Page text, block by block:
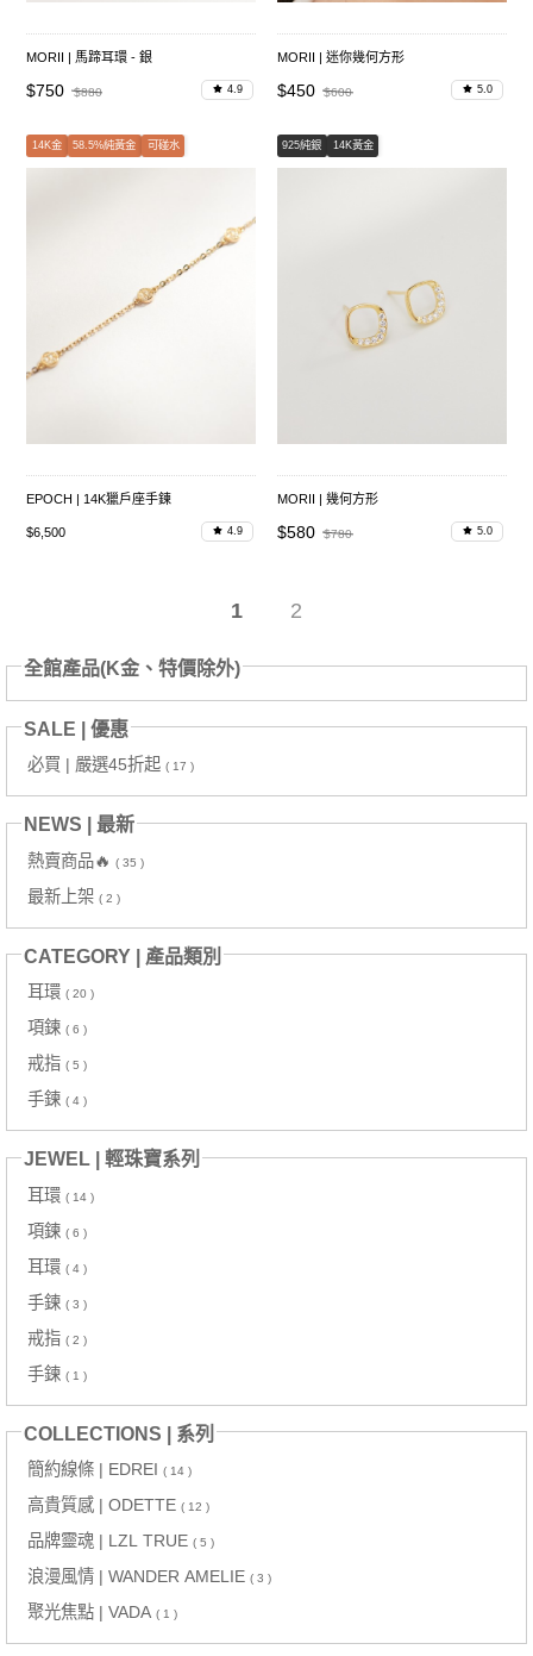
MORII | 馬蹄耳環 - 銀
$750 $880 4.9
MORII | 迷你幾何方形
$450 $600 5.0
14K金 58.5%純黃金 可碰水
EPOCH | 14K獵戶座手鍊
$6,500 4.9
925純銀 14K黃金
MORII | 幾何方形
$580 $780 5.0
1 2
全館產品(K金、特價除外)
SALE | 優惠
必買 | 嚴選45折起 ( 17 )
NEWS | 最新
熱賣商品🔥 ( 35 )
最新上架 ( 2 )
CATEGORY | 產品類別
耳環 ( 20 )
項鍊 ( 6 )
戒指 ( 5 )
手鍊 ( 4 )
JEWEL | 輕珠寶系列
耳環 ( 14 )
項鍊 ( 6 )
耳環 ( 4 )
手鍊 ( 3 )
戒指 ( 2 )
手鍊 ( 1 )
COLLECTIONS | 系列
簡約線條 | EDREI ( 14 )
高貴質感 | ODETTE ( 12 )
品牌靈魂 | LZL TRUE ( 5 )
浪漫風情 | WANDER AMELIE ( 3 )
聚光焦點 | VADA ( 1 )